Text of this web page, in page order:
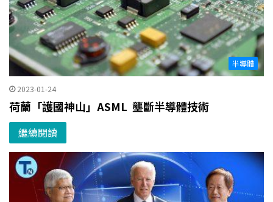
半導體
2023-01-24
荷蘭「護國神山」ASML 壟斷半導體技術
繼續閱讀